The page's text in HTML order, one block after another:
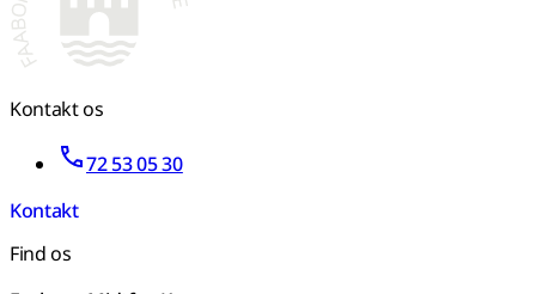
Kontakt os
72 53 05 30
Kontakt
Find os